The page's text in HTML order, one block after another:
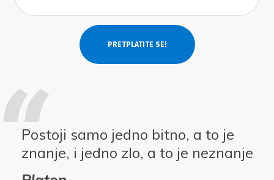
Postoji samo jedno bitno, a to je
znanje, i jedno zlo, a to je neznanje